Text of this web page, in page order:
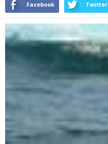
Facebook Twitter